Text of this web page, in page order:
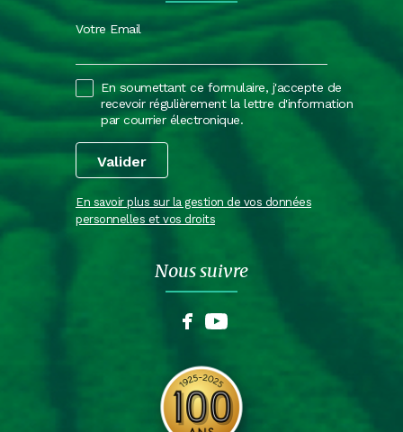
Votre Email
En soumettant ce formulaire, j'accepte de
recevoir régulièrement la lettre d'information
par courrier électronique.
En savoir plus sur la gestion de vos données
personnelles et vos droits
Nous suivre